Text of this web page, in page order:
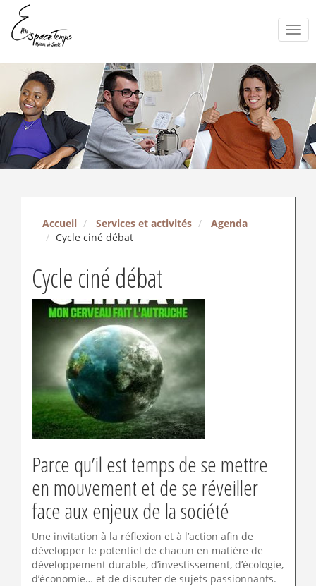
Accueil Services et activités
Agenda
Cycle ciné débat
Cycle ciné débat
Parce qu’il est temps de se mettre
en mouvement et de se réveiller
face aux enjeux de la société
Une invitation à la réflexion et à l’action afin de
développer le potentiel de chacun en matière de
développement durable, d’investissement, d’écologie,
d’économie… et de discuter de sujets passionnants.